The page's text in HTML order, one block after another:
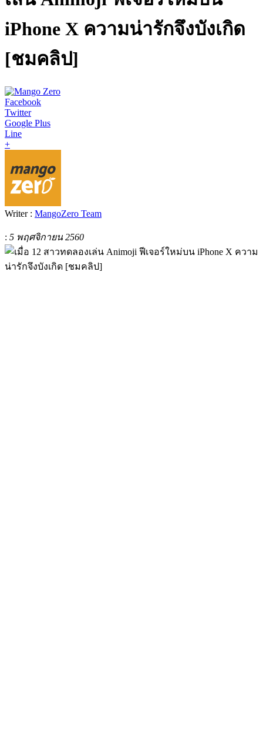
iPhone X ความน่ารักจึงบังเกิด
[ชมคลิป]
Facebook
Twitter
Google Plus
Line
+
Writer : MangoZero Team
: 5 พฤศจิกายน 2560